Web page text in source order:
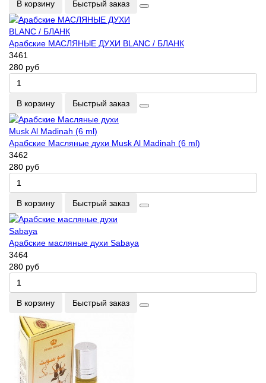
В корзину Быстрый заказ
Арабские МАСЛЯНЫЕ ДУХИ BLANC / БЛАНК
3461
280 руб
В корзину Быстрый заказ
Арабские Масляные духи Musk Al Madinah (6 ml)
3462
280 руб
В корзину Быстрый заказ
Арабские масляные духи Sabaya
3464
280 руб
В корзину Быстрый заказ